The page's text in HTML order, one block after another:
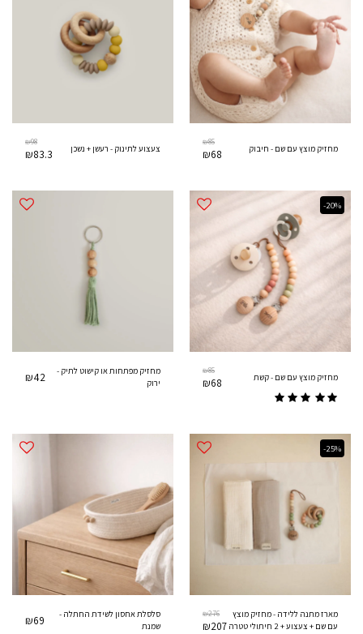
מחזיק מוצץ עם שם - חיבוק
₪85
₪68 צעצוע לתינוק - רעשן + נשכן
₪98
₪83.3
-20%
מחזיק מוצץ עם שם - קשת
₪85
₪68
מחזיק מפתחות או קישוט לתיק -
ירוק
₪42
-25%
מארז מתנה ללידה - מחזיק מוצץ
עם שם + צעצוע + 2 חיתולי טטרה
₪276
₪207
סלסלת אחסון לשידת החתלה -
שמנת
₪69